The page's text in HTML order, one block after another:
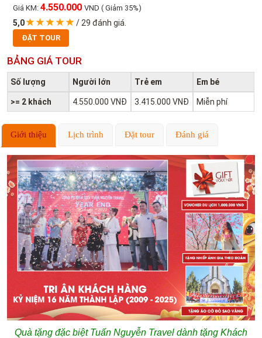
Giá KM:4.550.000VND ( Giảm 35%)
5,0 /29 đánh giá.
ĐẶT TOUR
BẢNG GIÁ TOUR
Số lượng Người lớn Trẻ em Em bé
>= 2 khách 4.550.000 VNĐ 3.415.000 VNĐ Miễn phí
Giới thiệu Lịch trình Đặt tour Đánh giá
Quà tặng đặc biệt Tuấn Nguyễn Travel dành tặng Khách